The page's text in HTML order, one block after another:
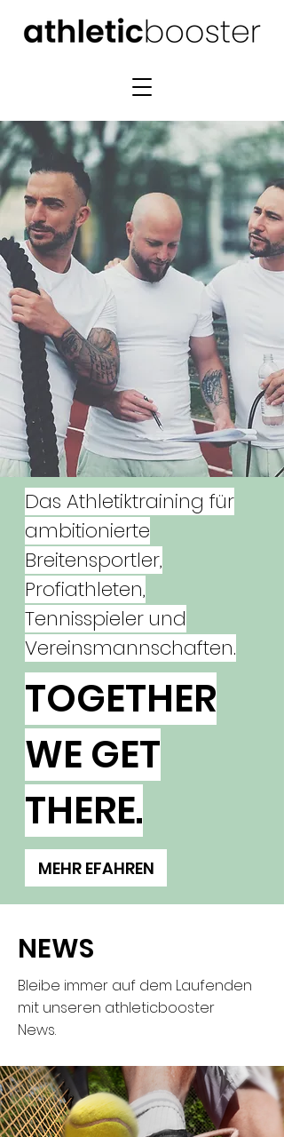
Das Athletiktraining für
ambitionierte
Breitensportler,
Profiathleten,
Tennisspieler und
Vereinsmannschaften.
TOGETHER
WE GET
THERE.
MEHR EFAHREN
NEWS
Bleibe immer auf dem Laufenden
mit unseren athleticbooster
News.